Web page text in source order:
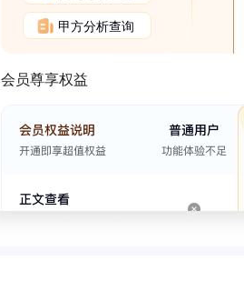
甲方分析查询
会员尊享权益